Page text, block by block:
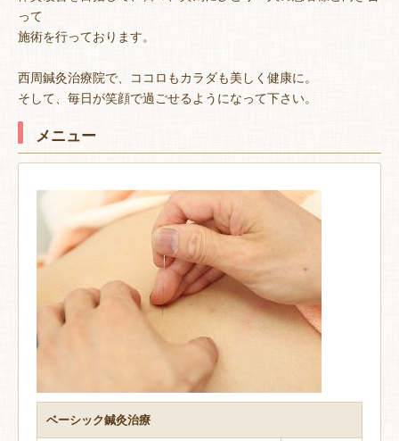
って
施術を行っております。
西周鍼灸治療院で、ココロもカラダも美しく健康に。
そして、毎日が笑顔で過ごせるようになって下さい。
メニュー
ベーシック鍼灸治療